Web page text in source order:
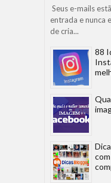
Seus e-mails
entrada e nunca
de cria...
88